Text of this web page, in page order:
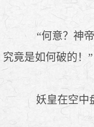
“何意？神帝
究竟是如何破的！”
妖皇在空中